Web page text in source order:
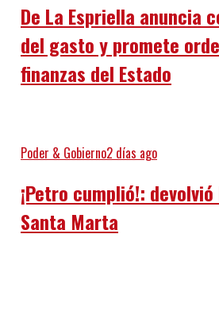
De La Espriella anuncia
del gasto y promete
finanzas del Estado
Poder & Gobierno2 días ago
¡Petro cumplió!: devolvió
Santa Marta